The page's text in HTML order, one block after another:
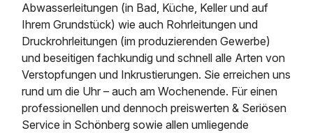
Abwasserleitungen (in Bad, Küche, Keller und auf
Ihrem Grundstück) wie auch Rohrleitungen und
Druckrohrleitungen (im produzierenden Gewerbe)
und beseitigen fachkundig und schnell alle Arten von
Verstopfungen und Inkrustierungen. Sie erreichen uns
rund um die Uhr – auch am Wochenende. Für einen
professionellen und dennoch preiswerten & Seriösen
Service in Schönberg sowie allen umliegende